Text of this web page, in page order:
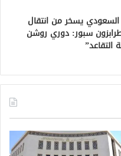
السعودي يسخر من انتقال
سبور: دوري روشن
التقاعد”